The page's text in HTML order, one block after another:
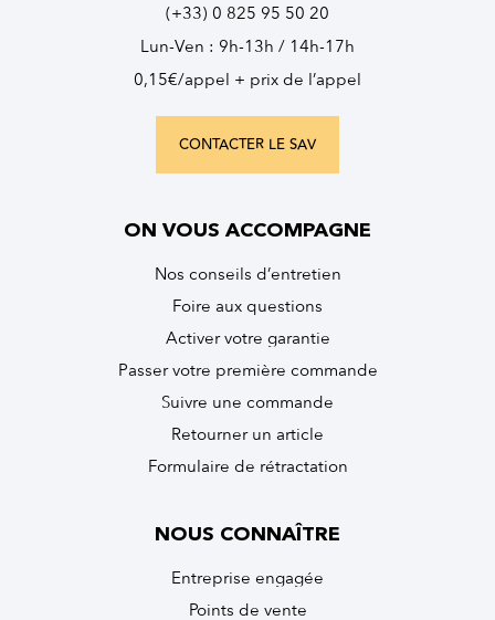
(+33) 0 825 95 50 20
Lun-Ven : 9h-13h / 14h-17h
0,15€/appel + prix de l’appel
CONTACTER LE SAV
ON VOUS ACCOMPAGNE
Nos conseils d’entretien
Foire aux questions
Activer votre garantie
Passer votre première commande
Suivre une commande
Retourner un article
Formulaire de rétractation
NOUS CONNAÎTRE
Entreprise engagée
Points de vente